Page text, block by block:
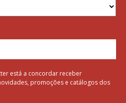
está a concordar receber
promoções e catálogos dos